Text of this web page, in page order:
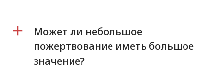
Может ли небольшое
пожертвование иметь большое
значение?